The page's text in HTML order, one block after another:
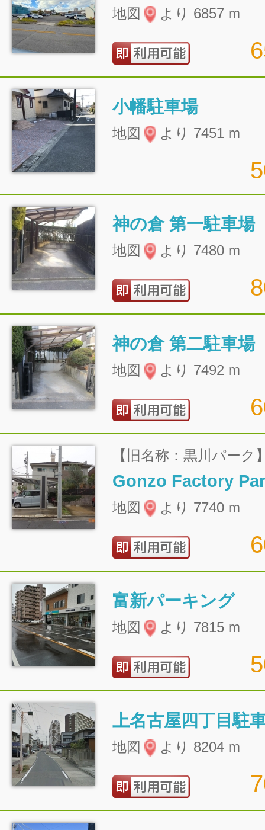
地図 より 6857 m
小幡駐車場
地図 より 7451 m
神の倉 第一駐車場
地図 より 7480 m
神の倉 第二駐車場
地図 より 7492 m
【旧名称：黒川パーク
Gonzo Factory
地図 より 7740 m
富新パーキング
地図 より 7815 m
上名古屋四丁目駐
地図 より 8204 m